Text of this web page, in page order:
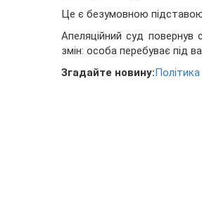
Це є безумовною
Апеляційний суд повернув
змін: особа перебуває під
Згадайте новину: